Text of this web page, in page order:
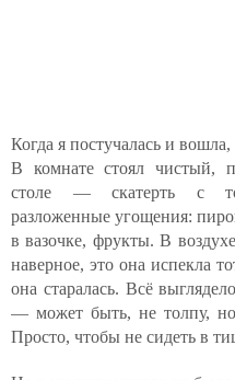
Когда я постучалась и
В комнате стоял чистый,
столе — скатерть с
разложенные угощения:
в вазочке, фрукты. В
наверное, это она испекла
она старалась. Всё
— может быть, не толпу, но
Просто, чтобы не сидеть в